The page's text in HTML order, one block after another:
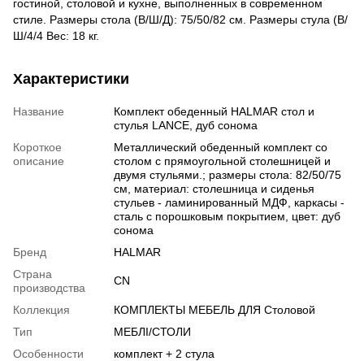
гостиной, столовой и кухне, выполненных в современном
стиле. Размеры стола (В/Ш/Д): 75/50/82 см. Размеры стула (В/
Ш/4/4 Вес: 18 кг.
Характеристики
Название
Комплект обеденный HALMAR стол и
стулья LANCE, дуб сонома
Короткое
описание
Металлический обеденный комплект со
столом с прямоугольной столешницей и
двумя стульями.; размеры стола: 82/50/75
см, материал: столешница и сиденья
стульев - ламинированный МДФ, каркасы -
сталь с порошковым покрытием, цвет: дуб
сонома
Бренд
HALMAR
Страна
производства
CN
Коллекция
КОМПЛЕКТЫ МЕБЕЛЬ ДЛЯ Столовой
Тип
МЕБЛІ/СТОЛИ
Особенности
комплект + 2 стула